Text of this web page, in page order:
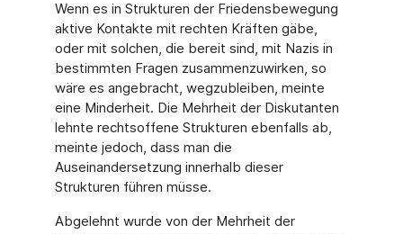
Wenn es in Strukturen der Friedensbewegung
aktive Kontakte mit rechten Kräften gäbe,
oder mit solchen, die bereit sind, mit Nazis in
bestimmten Fragen zusammenzuwirken, so
wäre es angebracht, wegzubleiben, meinte
eine Minderheit. Die Mehrheit der Diskutanten
lehnte rechtsoffene Strukturen ebenfalls ab,
meinte jedoch, dass man die
Auseinandersetzung innerhalb dieser
Strukturen führen müsse.
Abgelehnt wurde von der Mehrheit der